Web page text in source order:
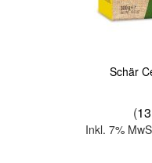
Schär
(
Inkl. 7%